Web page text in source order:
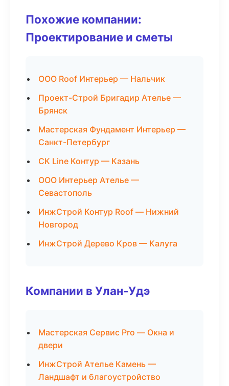
Похожие компании:
Проектирование и сметы
ООО Roof Интерьер — Нальчик
Проект-Строй Бригадир Ателье —
Брянск
Мастерская Фундамент Интерьер —
Санкт-Петербург
СК Line Контур — Казань
ООО Интерьер Ателье —
Севастополь
ИнжСтрой Контур Roof — Нижний
Новгород
ИнжСтрой Дерево Кров — Калуга
Компании в Улан-Удэ
Мастерская Сервис Pro — Окна и
двери
ИнжСтрой Ателье Камень —
Ландшафт и благоустройство